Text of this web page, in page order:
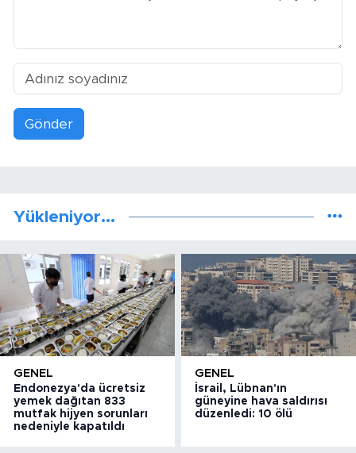
Gönder
Yükleniyor...
GENEL
Endonezya'da ücretsiz
yemek dağıtan 833
mutfak hijyen sorunları
nedeniyle kapatıldı
GENEL
İsrail, Lübnan'ın
güneyine hava saldırısı
düzenledi: 10 ölü